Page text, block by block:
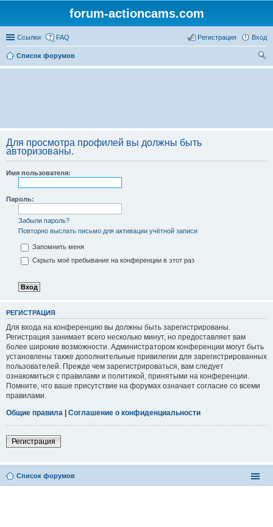
forum-actioncams.com
Ссылки FAQ Вход
Регистрация
Список форумов
ои
Для просмотра профилей вы должны быть
авторизованы.
Имя пользователя:
Пароль:
Забыли пароль?
Повторно выслать письмо для активации учётной записи
Запомнить меня
Скрыть моё пребывание на конференции в этот раз
РЕГИСТРАЦИЯ
Для входа на конференцию вы должны быть зарегистрированы.
Регистрация занимает всего несколько минут, но предоставляет вам
более широкие возможности. Администратором конференции могут быть
установлены также дополнительные привилегии для зарегистрированных
пользователей. Прежде чем зарегистрироваться, вам следует
ознакомиться с правилами и политикой, принятыми на конференции.
Помните, что ваше присутствие на форумах означает согласие со всеми
правилами.
Общие правила | Соглашение о конфиденциальности
Регистрация
Список форумов